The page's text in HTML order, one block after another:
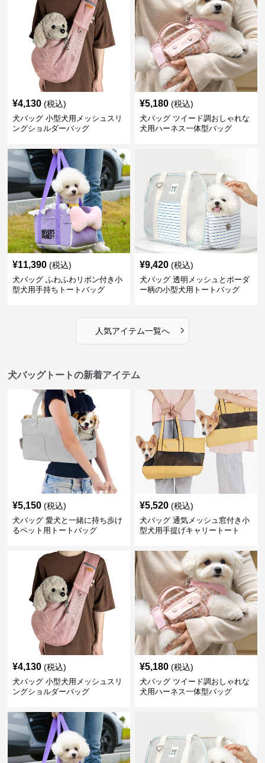
¥4,130 (税込)
犬バッグ 小型犬用メッシュスリ
ングショルダーバッグ
¥5,180 (税込)
犬バッグ ツイード調おしゃれな
犬用ハーネス一体型バッグ
¥11,390 (税込)
犬バッグ ふわふわリボン付き小
型犬用手持ちトートバッグ
¥9,420 (税込)
犬バッグ 透明メッシュとボーダ
ー柄の小型犬用トートバッグ
人気アイテム一覧へ ›
犬バッグトートの新着アイテム
¥5,150 (税込)
犬バッグ 愛犬と一緒に持ち歩け
るペット用トートバッグ
¥5,520 (税込)
犬バッグ 通気メッシュ窓付き小
型犬用手提げキャリートート
¥4,130 (税込)
犬バッグ 小型犬用メッシュスリ
ングショルダーバッグ
¥5,180 (税込)
犬バッグ ツイード調おしゃれな
犬用ハーネス一体型バッグ